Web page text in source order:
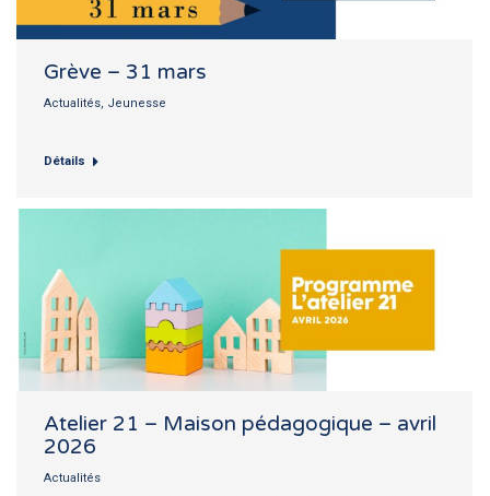
Grève – 31 mars
Actualités, Jeunesse
Détails
Atelier 21 – Maison pédagogique – avril
2026
Actualités